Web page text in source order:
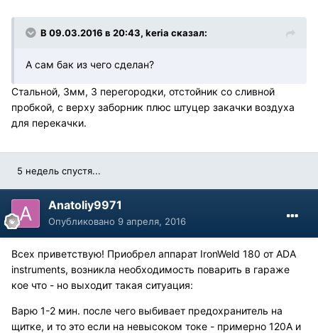
В 09.03.2016 в 20:43, keria сказал:
А сам бак из чего сделан?
Стальной, 3мм, 3 перегородки, отстойник со сливной
пробкой, с верху заборник плюс штуцер закачки воздуха
для перекачки.
5 недель спустя...
Anatoliy9971
Опубликовано 9 апреля, 2016
Всех приветствую! Приобрел аппарат IronWeld 180 от ADA
instruments, возникла необходимость поварить в гараже
кое что - но выходит такая ситуация:
Варю 1-2 мин. после чего выбивает предохранитель на
щитке, и то это если на невысоком токе - примерно 120А и